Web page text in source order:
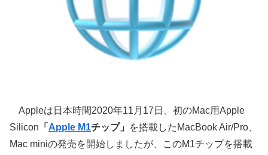
Appleは日本時間2020年11月17日、初のMac用Apple
Silicon 「 Apple M1チップ」
を搭載したMacBook Air/Pro、
Mac miniの発売を開始しましたが、このM1チップを搭載